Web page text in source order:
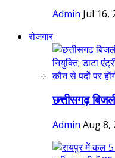
Admin Jul 16,
रोजगार
छत्तीसगढ़
Admin Aug 8,